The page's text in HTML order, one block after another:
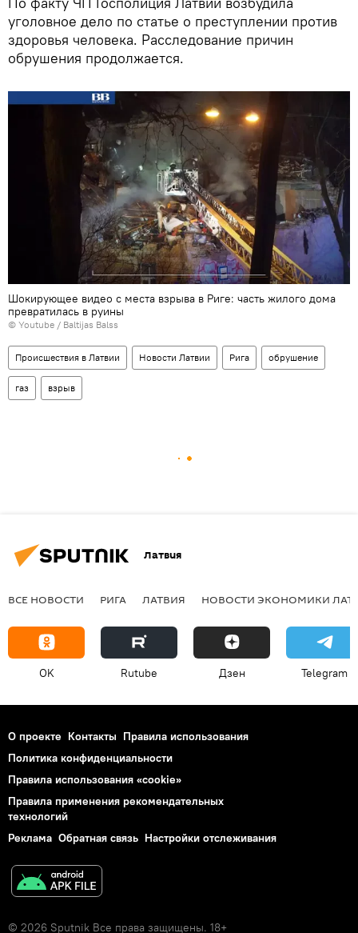
уголовное дело по статье о преступлении против
здоровья человека. Расследование причин
обрушения продолжается.
Шокирующее видео с места взрыва в Риге: часть жилого дома
превратилась в руины
© Youtube / Baltijas Balss
Происшествия в Латвии Новости Латвии Рига обрушение
газ взрыв
Латвия
ВСЕ НОВОСТИ РИГА ЛАТВИЯ НОВОСТИ ЭКОНОМИКИ
OK Rutube Дзен Telegram
О проекте Контакты Правила использования
Политика конфиденциальности
Правила использования «cookie»
Правила применения рекомендательных
технологий
Реклама Обратная связь Настройки отслеживания
© 2026 Sputnik Все права защищены. 18+